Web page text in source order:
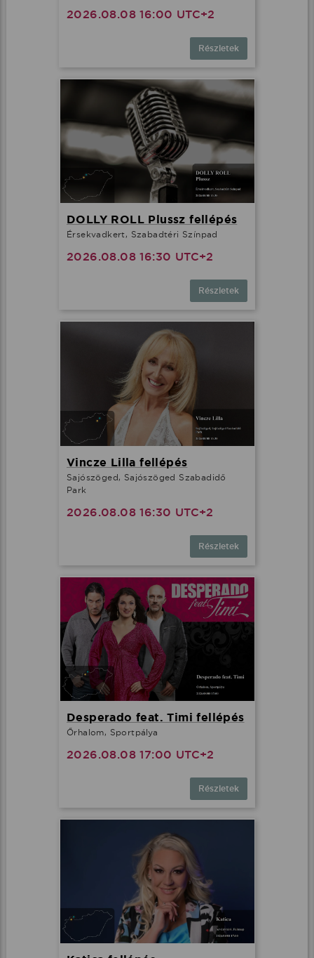
2026.08.08 16:00 UTC+2
Részletek
DOLLY ROLL Plussz fellépés
Érsekvadkert, Szabadtéri Színpad
2026.08.08 16:30 UTC+2
Részletek
Vincze Lilla fellépés
Sajószöged, Sajószöged Szabadidő
Park
2026.08.08 16:30 UTC+2
Részletek
Desperado feat. Timi fellépés
Őrhalom, Sportpálya
2026.08.08 17:00 UTC+2
Részletek